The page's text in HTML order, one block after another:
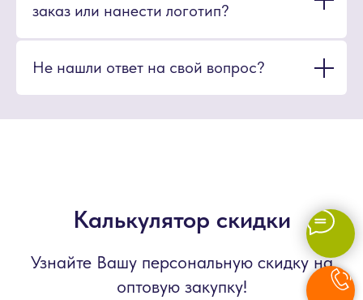
заказ или нанести логотип?
Не нашли ответ на свой вопрос?
Калькулятор скидки
Узнайте Вашу персональную скидку на
оптовую закупку!